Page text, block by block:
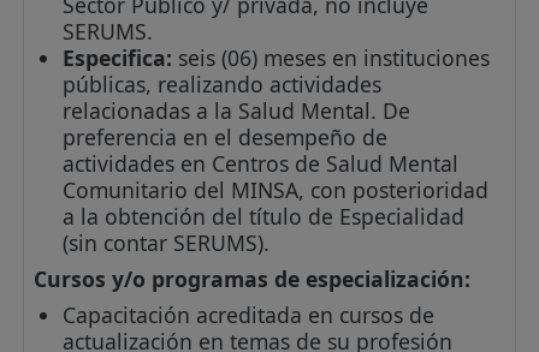
SERUMS.
Especifica: seis (06) meses en instituciones
públicas, realizando actividades
relacionadas a la Salud Mental. De
preferencia en el desempeño de
actividades en Centros de Salud Mental
Comunitario del MINSA, con posterioridad
a la obtención del título de Especialidad
(sin contar SERUMS).
Cursos y/o programas de especialización:
Capacitación acreditada en cursos de
actualización en temas de su profesión